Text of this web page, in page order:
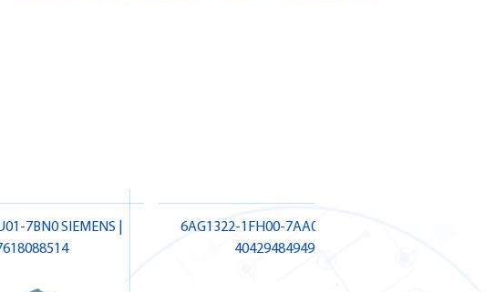
7BN0 SIEMENS |
6AG1322-1FH00-7AA0 SIEMENS |
4042948494936